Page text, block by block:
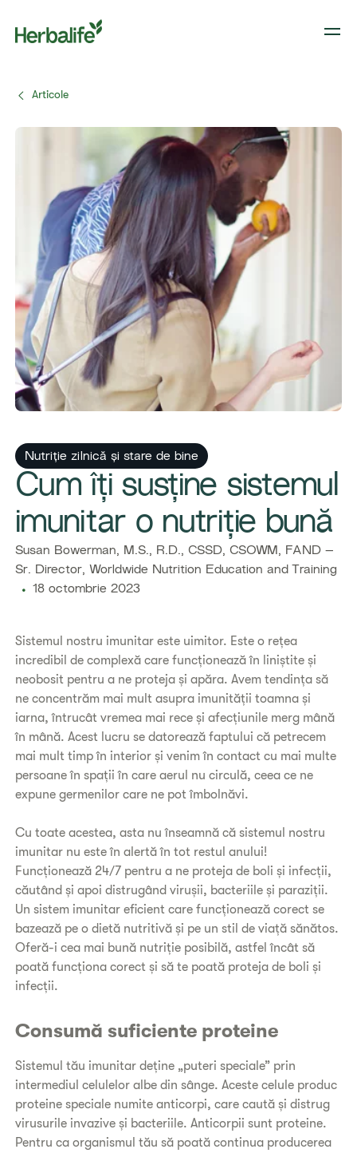
Articole
Nutriție zilnică și stare de bine
​Cum îți susține sistemul
imunitar o nutriție bună
​​Susan Bowerman, M.S., R.D., CSSD, CSOWM, FAND –
Sr. Director, Worldwide Nutrition Education and Training​
18 octombrie 2023
Sistemul nostru imunitar este uimitor. Este o rețea
incredibil de complexă care funcționează în liniștite și
neobosit pentru a ne proteja și apăra. Avem tendința să
ne concentrăm mai mult asupra imunității toamna și
iarna, întrucât vremea mai rece și afecțiunile merg mână
în mână. Acest lucru se datorează faptului că petrecem
mai mult timp în interior și venim în contact cu mai multe
persoane în spații în care aerul nu circulă, ceea ce ne
expune germenilor care ne pot îmbolnăvi.
Cu toate acestea, asta nu înseamnă că sistemul nostru
imunitar nu este în alertă în tot restul anului!
Funcționează 24/7 pentru a ne proteja de boli și infecții,
căutând și apoi distrugând virușii, bacteriile și paraziții.
Un sistem imunitar eficient care funcționează corect se
bazează pe o dietă nutritivă și pe un stil de viață sănătos.
Oferă-i cea mai bună nutriție posibilă, astfel încât să
poată funcționa corect și să te poată proteja de boli și
infecții.
Consumă suficiente proteine
Sistemul tău imunitar deține „puteri speciale” prin
intermediul celulelor albe din sânge. Aceste celule produc
proteine speciale numite anticorpi, care caută și distrug
virusurile invazive și bacteriile. Anticorpii sunt proteine.
Pentru ca organismul tău să poată continua producerea